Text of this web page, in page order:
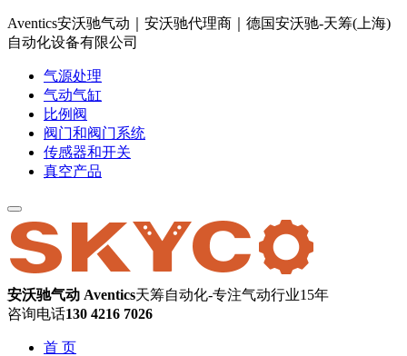
Aventics安沃驰气动｜安沃驰代理商｜德国安沃驰-天筹(上海)
自动化设备有限公司
气源处理
气动气缸
比例阀
阀门和阀门系统
传感器和开关
真空产品
安沃驰气动 Aventics天筹自动化-专注气动行业15年
咨询电话130 4216 7026
首 页